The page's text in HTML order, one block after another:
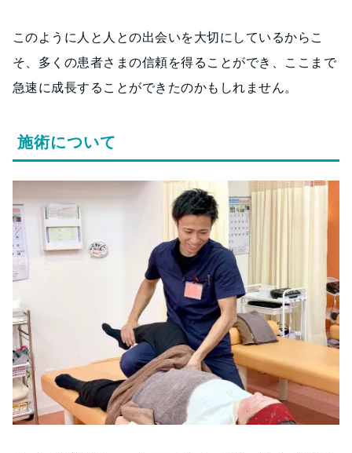
このように人と人との出会いを大切にしているからこ
そ、多くの患者さまの信頼を得ることができ、ここまで
急速に成長することができたのかもしれません。
施術について